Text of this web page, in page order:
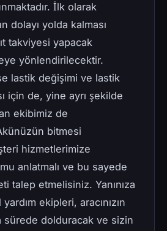
İlk olarak
dolayı yolda kalması
takviyesi yapacak
yönlendirilecektir.
lastik değişimi ve lastik
için de, yine ayrı şekilde
ekibimiz de
bitmesi
hizmetlerimize
anlatmalı ve bu sayede
talep etmelisiniz. Yanınıza
ekipleri, aracınızın
sürede dolduracak ve sizin